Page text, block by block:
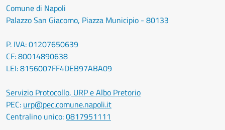
Comune di Napoli
Palazzo San Giacomo, Piazza Municipio - 80133
P. IVA: 01207650639
CF: 80014890638
LEI: 8156007FF4DEB97ABA09
Servizio Protocollo, URP e Albo Pretorio
PEC: urp@pec.comune.napoli.it
Centralino unico:0817951111